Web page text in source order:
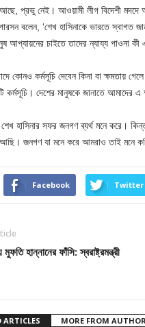
প্রভু নেই। আওয়ামী লীগ বিদেশী মদদে
বলেন, ‘শেখ হাসিনাকে ভারতে স্বাগত
আপ্যায়নের চাইতে তাদের ন্যায্য পাওনা
কোনও কর্মসূচি দেবেন কিনা বা ক্ষমতায়
কর্মসূচি। দেশের মানুষকে জানাতে
হাসিনার সফর জনগণ ব্যর্থ মনে করে।
আছি। জনগণ যা মনে করে আমরাও তাই মনে
Facebook Twitter
হান্নানের ফাঁসি: স্বরাষ্ট্রমন্ত্রী
ARTICLES MORE FROM